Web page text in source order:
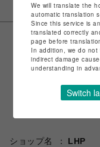
ショップ名
LHP
We will translate the
automatic translation
Since this service is
translated correctly
page before
In addition, we do
indirect damage
understanding in
Switch